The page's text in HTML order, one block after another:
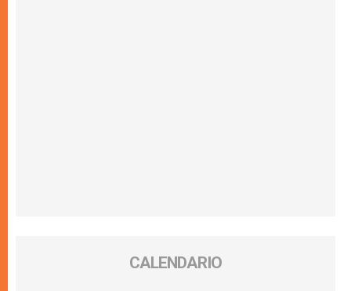
CALENDARIO